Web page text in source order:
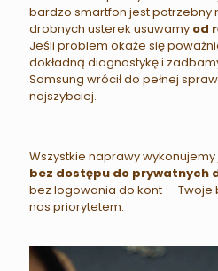
bardzo smartfon jest potrzebny
drobnych usterek usuwamy od
Jeśli problem okaże się
dokładną diagnostykę i
Samsung wrócił do pełnej
najszybciej.
Wszystkie naprawy
bez dostępu do prywatnych
bez logowania do kont — Twoje
nas priorytetem.